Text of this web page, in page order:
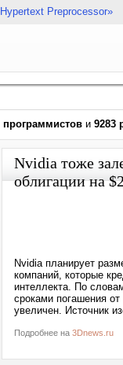
Preprocessor»
программистов и 9283
Nvidia тоже
облигации на
Nvidia планирует
компаний, которые
интеллекта. По
сроками погашения
увеличен. Источник
Подробнее на 3Dnews.ru